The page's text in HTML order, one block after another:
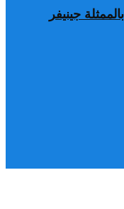
جينيفر